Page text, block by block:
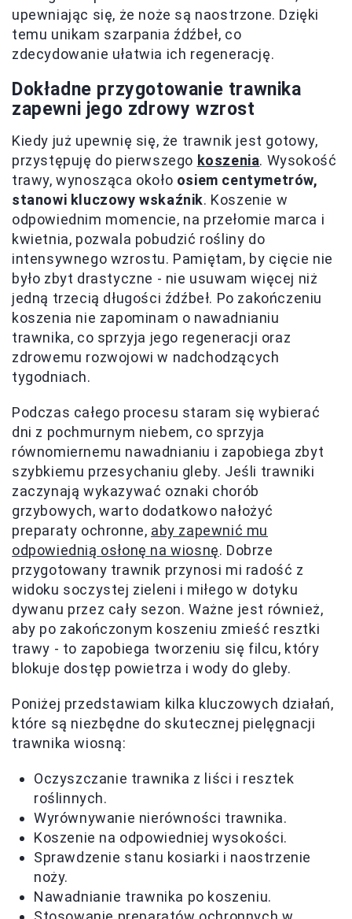
upewniając się, że noże są naostrzone. Dzięki
temu unikam szarpania źdźbeł, co
zdecydowanie ułatwia ich regenerację.
Dokładne przygotowanie trawnika
zapewni jego zdrowy wzrost
Kiedy już upewnię się, że trawnik jest gotowy,
przystępuję do pierwszego koszenia. Wysokość
trawy, wynosząca około osiem centymetrów,
stanowi kluczowy wskaźnik. Koszenie w
odpowiednim momencie, na przełomie marca i
kwietnia, pozwala pobudzić rośliny do
intensywnego wzrostu. Pamiętam, by cięcie nie
było zbyt drastyczne - nie usuwam więcej niż
jedną trzecią długości źdźbeł. Po zakończeniu
koszenia nie zapominam o nawadnianiu
trawnika, co sprzyja jego regeneracji oraz
zdrowemu rozwojowi w nadchodzących
tygodniach.
Podczas całego procesu staram się wybierać
dni z pochmurnym niebem, co sprzyja
równomiernemu nawadnianiu i zapobiega zbyt
szybkiemu przesychaniu gleby. Jeśli trawniki
zaczynają wykazywać oznaki chorób
grzybowych, warto dodatkowo nałożyć
preparaty ochronne, aby zapewnić mu
odpowiednią osłonę na wiosnę. Dobrze
przygotowany trawnik przynosi mi radość z
widoku soczystej zieleni i miłego w dotyku
dywanu przez cały sezon. Ważne jest również,
aby po zakończonym koszeniu zmieść resztki
trawy - to zapobiega tworzeniu się filcu, który
blokuje dostęp powietrza i wody do gleby.
Poniżej przedstawiam kilka kluczowych działań,
które są niezbędne do skutecznej pielęgnacji
trawnika wiosną:
Oczyszczanie trawnika z liści i resztek
roślinnych.
Wyrównywanie nierówności trawnika.
Koszenie na odpowiedniej wysokości.
Sprawdzenie stanu kosiarki i naostrzenie
noży.
Nawadnianie trawnika po koszeniu.